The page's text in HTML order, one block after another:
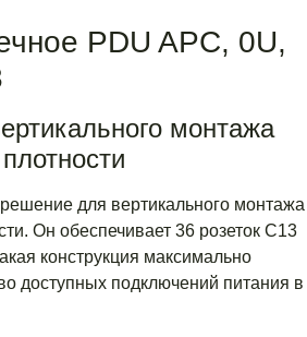
PDU APC, 0U,
монтажа
для вертикального монтажа
Он обеспечивает 36 розеток C13
конструкция максимально
доступных подключений питания в